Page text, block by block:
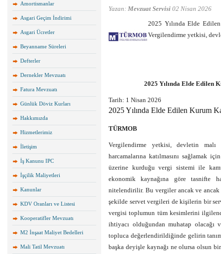
Amortismanlar
Asgari Geçim İndirimi
Asgari Ücretler
Beyanname Süreleri
Defterler
Dernekler Mevzuatı
Fatura Mevzuatı
Günlük Döviz Kurları
Hakkımızda
Hizmetlerimiz
İletişim
İş Kanunu IPC
İşçilik Maliyetleri
Kanunlar
KDV Oranları ve Listesi
Kooperatifler Mevzuatı
M2 İnşaat Maliyet Bedelleri
Mali Tatil Mevzuatı
Yazan: Mevzuat Servisi 02 Nisan 2026
2025 Yılında Elde
Vergilendirme yetkisi,
2025 Yılında Elde Edilen
Tarih: 1 Nisan 2026
2025 Yılında Elde Edilen Kurum
TÜRMOB
Vergilendirme yetkisi, devletin
harcamalarına katılmasını sağlamak
üzerine kurduğu vergi sistemi ile
ekonomik kaynağına göre tasnifte
nitelendirilir. Bu vergiler ancak ve
şekilde servet vergileri de kişilerin bir
vergisi toplumun tüm kesimlerini
ihtiyacı olduğundan muhatap
topluca değerlendirildiğinde gelirin
başka deyişle kaynağı ne olursa olsun